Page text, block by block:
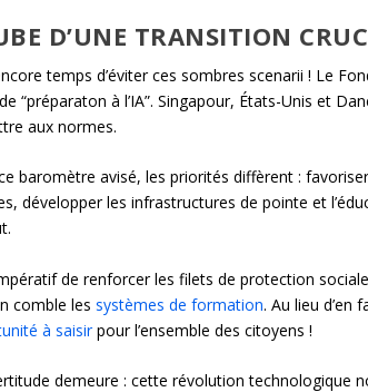
D’UNE TRANSITION
temps d’éviter ces sombres scenarii ! Le
“préparaton à l’IA”. Singapour, États-Unis et
aux normes.
baromètre avisé, les priorités diffèrent :
développer les infrastructures de pointe et
de renforcer les filets de protection
comble lessystèmes de formation. Au lieu d’en
à saisirpour l’ensemble des citoyens !
demeure : cette révolution technologique